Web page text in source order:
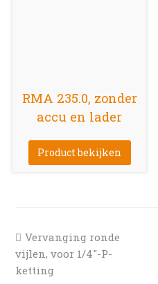
RMA 235.0, zonder
accu en lader
Product bekijken
previous
post:
Vervanging ronde
vijlen, voor 1/4″-P-
ketting